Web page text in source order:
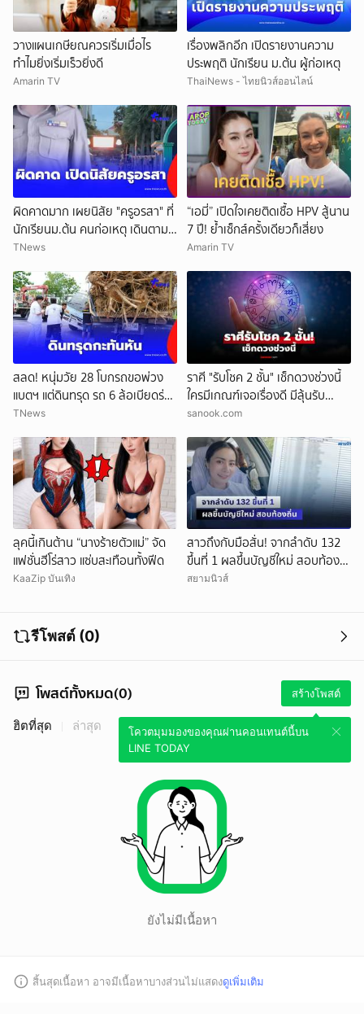
วางแผนเกษียณควรเริ่มเมื่อไร
ทำไมยิ่งเริ่มเร็วยิ่งดี
Amarin TV
เรื่องพลิกอีก เปิดรายงานความ
ประพฤติ นักเรียน ม.ต้น ผู้ก่อเหตุ
ThaiNews - ไทยนิวส์ออนไลน์
ผิดคาดมาก เผยนิสัย "ครูอรสา" ที่
นักเรียนม.ต้น คนก่อเหตุ เดินตาม
หา
TNews
“เอมี่” เปิดใจเคยติดเชื้อ HPV สู้นาน
7 ปี! ย้ำเซ็กส์ครั้งเดียวก็เสี่ยง
Amarin TV
สลด! หนุ่มวัย 28 โบกรถขอพ่วง
แบตฯ แต่ดินทรุด รถ 6 ล้อเบียดร่าง
ดับ
TNews
ราศี "รับโชค 2 ชั้น" เช็กดวงช่วงนี้
ใครมีเกณฑ์เจอเรื่องดี มีลุ้นรับ
ความปัง
sanook.com
ลุคนี้เกินต้าน “นางร้ายตัวแม่” จัด
แฟชั่นฮีโร่สาว แซ่บสะเทือนทั้งฟีด
KaaZip บันเทิง
สาวถึงกับมือสั่น! จากลำดับ 132
ขึ้นที่ 1 ผลขึ้นบัญชีใหม่ สอบท้อง
ถิ่น
สยามนิวส์
รีโพสต์ (0)
โพสต์ทั้งหมด(0) สร้างโพสต์
โควตมุมมองของคุณผ่านคอนเทนต์นี้บน
LINE TODAY
ฮิตที่สุด ล่าสุด
ยังไม่มีเนื้อหา
สิ้นสุดเนื้อหา อาจมีเนื้อหาบางส่วนไม่แสดงดูเพิ่มเติม